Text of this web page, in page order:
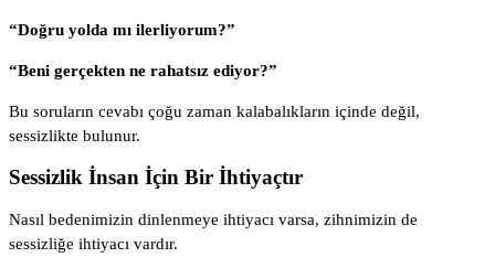
“Doğru yolda mı ilerliyorum?”
“Beni gerçekten ne rahatsız ediyor?”
Bu soruların cevabı çoğu zaman kalabalıkların içinde değil,
sessizlikte bulunur.
Sessizlik İnsan İçin Bir İhtiyaçtır
Nasıl bedenimizin dinlenmeye ihtiyacı varsa, zihnimizin de
sessizliğe ihtiyacı vardır.